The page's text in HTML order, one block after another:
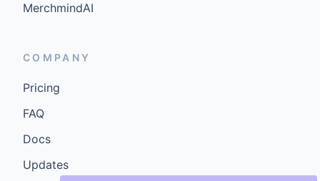
MerchmindAI
COMPANY
Pricing
FAQ
Docs
Updates